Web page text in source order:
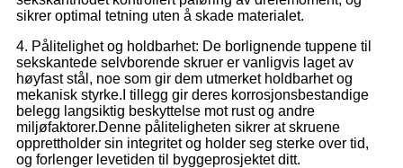
sikrer optimal tetning uten å skade materialet.
4. Pålitelighet og holdbarhet: De borlignende tuppene til
sekskantede selvborende skruer er vanligvis laget av
høyfast stål, noe som gir dem utmerket holdbarhet og
mekanisk styrke.I tillegg gir deres korrosjonsbestandige
belegg langsiktig beskyttelse mot rust og andre
miljøfaktorer.Denne påliteligheten sikrer at skruene
opprettholder sin integritet og holder seg sterke over tid,
og forlenger levetiden til byggeprosjektet ditt.